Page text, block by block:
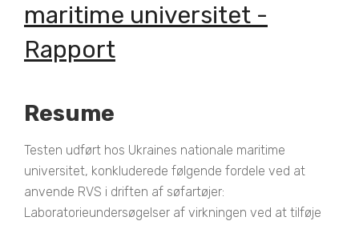
maritime universitet -
Rapport
Resume
Testen udført hos Ukraines nationale maritime
universitet, konkluderede følgende fordele ved at
anvende RVS i driften af søfartøjer:
Laboratorieundersøgelser af virkningen ved at tilføje